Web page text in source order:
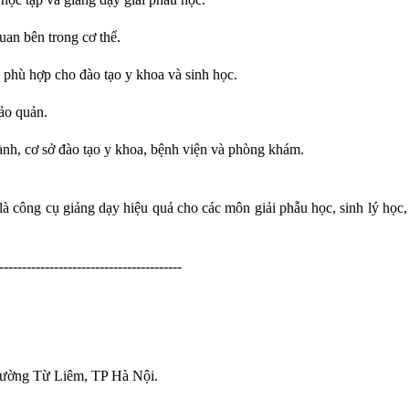
bên trong cơ thể.
hợp cho đào tạo y khoa và sinh học.
quản.
cơ sở đào tạo y khoa, bệnh viện và phòng khám.
công cụ giảng dạy hiệu quả cho các môn giải phẫu học, sinh lý
Từ Liêm, TP Hà Nội.